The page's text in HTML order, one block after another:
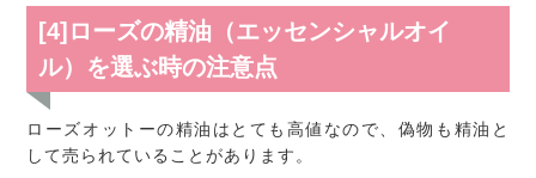
[4]ローズの精油（エッセンシャルオイ
ル）を選ぶ時の注意点
ローズオットーの精油はとても高値なので、偽物も精油と
して売られていることがあります。